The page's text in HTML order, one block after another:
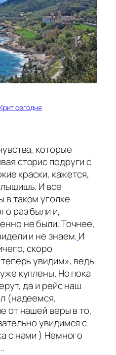
сегодня
которые
сторис подруги с
краски, кажется,
И все
в таком уголке
раз были и,
не были. Точнее,
и не знаем. И
скоро
увидим», ведь
куплены. Но пока
да и рейс наш
(надеемся,
от нашей веры в то,
увидимся с
с нами ) Немного